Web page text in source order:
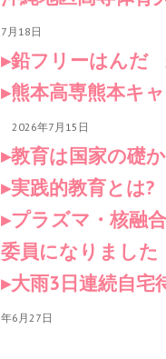
7月18日
鉛フリーはんだ
熊本高専熊本キ
2026年7月15日
教育は国家の礎
実践的教育とは?
プラズマ・核融
委員になりました
大雨3日連続自宅
年6月27日